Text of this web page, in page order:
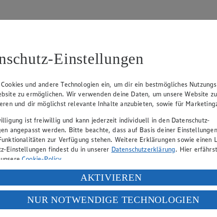
Fickert (Vorstandsmitglied), Jürgen Mäder
gewährt Ihnen jedoch das Recht, den auf dieser Website
und Vervielfältigung von Bildmaterial oder Grafiken aus
verantwortlich. Firma und Anschriften unserer
hin, dass wir nicht an einem Streitbeilegungsverfahren vor einer
Einstellungen
und andere Technologien ein, um dir ein bestmögliches
zu ermöglichen. Wir verwenden deine Daten, um unsere Website zu
und dir möglichst relevante Inhalte anzubieten, sowie für
ist freiwillig und kann jederzeit individuell in den Datenschutz-
angepasst werden. Bitte beachte, dass auf Basis deiner
zur Verfügung stehen. Weitere Erklärungen sowie einen
Einstellungen findest du in unserer Datenschutzerklärung. Hier
Cookie-Policy.
deiner personenbezogenen Daten in den USA durch Facebook und
„Aktivieren“ klickst, willigst du im Sinne des Art. 49 Abs. 1 Satz 1 lit.
Daten in den USA verarbeitet werden. Der EuGH sieht die USA als
europäischen Standards nicht angemessenen Datenschutzniveau an. Es
AKTIVIEREN
NUR NOTWENDIGE TECHNOLOGIEN